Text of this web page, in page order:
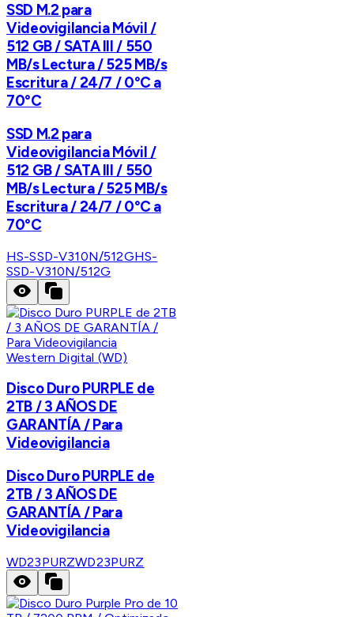
SSD M.2 para
Videovigilancia Móvil /
512 GB / SATA III / 550
MB/s Lectura / 525 MB/s
Escritura / 24/7 / 0°C a
70°C
SSD M.2 para
Videovigilancia Móvil /
512 GB / SATA III / 550
MB/s Lectura / 525 MB/s
Escritura / 24/7 / 0°C a
70°C
HS-SSD-V310N/512GHS-
SSD-V310N/512G
Western Digital (WD)
Disco Duro PURPLE de
2TB / 3 AÑOS DE
GARANTÍA / Para
Videovigilancia
Disco Duro PURPLE de
2TB / 3 AÑOS DE
GARANTÍA / Para
Videovigilancia
WD23PURZWD23PURZ